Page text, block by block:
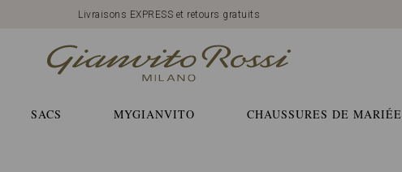
Livraisons EXPRESS et retours gratuits
SACS MYGIANVITO CHAUSSURES DE MARIÉE